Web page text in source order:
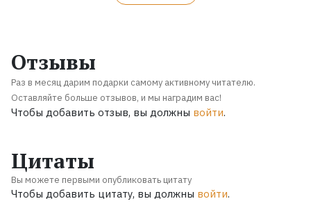
Отзывы
Раз в месяц дарим подарки самому активному читателю.
Оставляйте больше отзывов, и мы наградим вас!
Чтобы добавить отзыв, вы должны войти.
Цитаты
Вы можете первыми опубликовать цитату
Чтобы добавить цитату, вы должны войти.